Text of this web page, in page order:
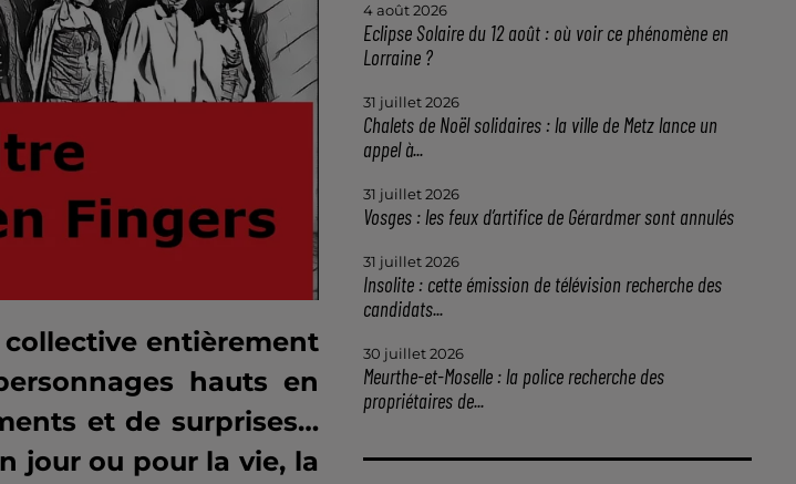
collective entièrement
hauts en
et de surprises…
jour ou pour la vie, la
4 août 2026
Eclipse Solaire du 12 août : où voir ce phénomène en
Lorraine ?
31 juillet 2026
Chalets de Noël solidaires : la ville de Metz lance un
appel à...
31 juillet 2026
Vosges : les feux d’artifice de Gérardmer sont annulés
31 juillet 2026
Insolite : cette émission de télévision recherche des
candidats...
30 juillet 2026
Meurthe-et-Moselle : la police recherche des
propriétaires de...